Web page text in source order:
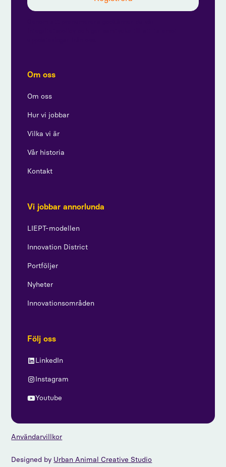
Om oss
Om oss
Hur vi jobbar
Vilka vi är
Vår historia
Kontakt
Vi jobbar annorlunda
LIEPT-modellen
Innovation District
Portföljer
Nyheter
Innovationsområden
Följ oss
LinkedIn
Instagram
Youtube
Designed by Urban Animal Creative Studio
Användarvillkor